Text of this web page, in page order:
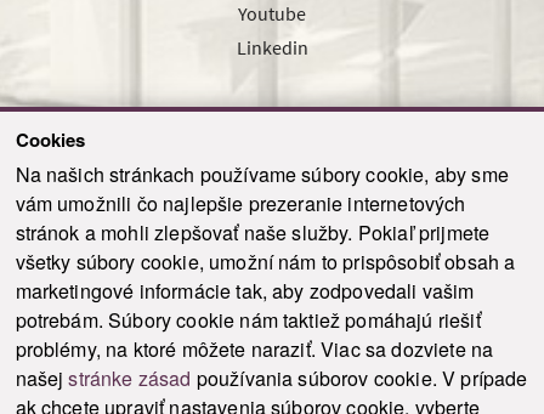
Cookies
Na našich stránkach používame súbory cookie, aby sme
vám umožnili čo najlepšie prezeranie internetových
stránok a mohli zlepšovať naše služby. Pokiaľ prijmete
všetky súbory cookie, umožní nám to prispôsobiť obsah a
marketingové informácie tak, aby zodpovedali vašim
potrebám. Súbory cookie nám taktiež pomáhajú riešiť
problémy, na ktoré môžete naraziť. Viac sa dozviete na
našejstránke zásad používania súborov cookie. V prípade
ak chcete upraviť nastavenia súborov cookie, vyberte
Youtube
Linkedin
Odoslať
© 2021-2026 ku.sk. Všetky práva vyhradené. | Ochrana osobných údajov